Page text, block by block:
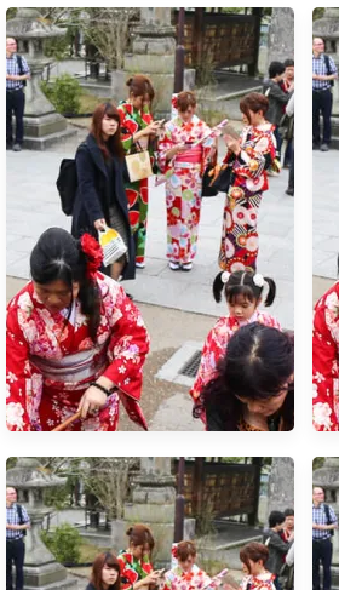
南投。竹山》海盜村景觀彩繪園
區。適合網美拍照打卡的景點